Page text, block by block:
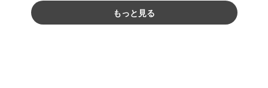
もっと見る